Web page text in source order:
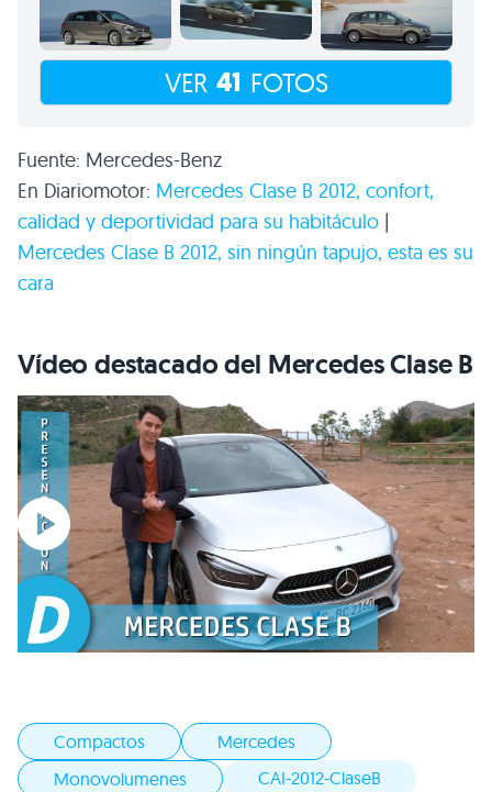
VER 41 FOTOS
Fuente: Mercedes-Benz
En Diariomotor: Mercedes Clase B 2012, confort,
calidad y deportividad para su habitáculo |
Mercedes Clase B 2012, sin ningún tapujo, esta es su
cara
Vídeo destacado del Mercedes Clase B
Compactos
Mercedes
Monovolumenes
CAI-2012-ClaseB